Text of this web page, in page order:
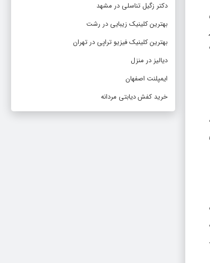
دکتر زگیل تناسلی در مشهد
بهترین کلینیک زیبایی در رشت
بهترین کلینیک فیزیو تراپی در تهران
دیالیز در منزل
ایمپلنت اصفهان
خرید کفش دیابتی مردانه